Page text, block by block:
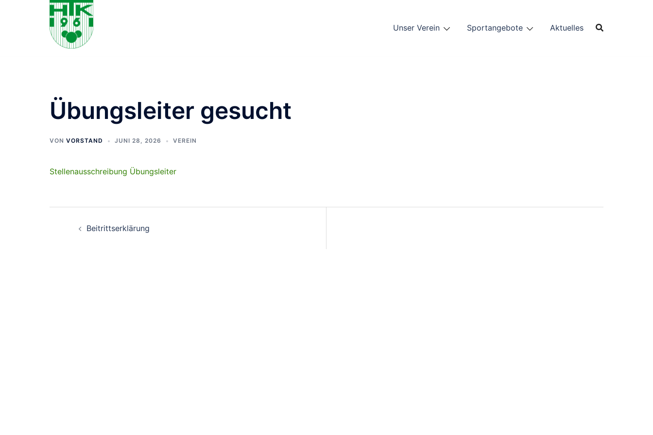
Unser Verein Sportangebote Aktuelles
Übungsleiter gesucht
VON VORSTAND JUNI 28, 2026 VEREIN
Stellenausschreibung Übungsleiter
Beitrittserklärung